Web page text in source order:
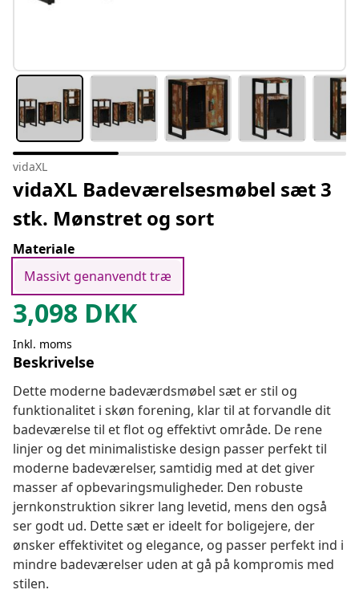
vidaXL
vidaXL Badeværelsesmøbel sæt 3
stk. Mønstret og sort
Materiale
Massivt genanvendt træ
3,098 DKK
Inkl. moms
Beskrivelse
Dette moderne badeværdsmøbel sæt er stil og
funktionalitet i skøn forening, klar til at forvandle dit
badeværelse til et flot og effektivt område. De rene
linjer og det minimalistiske design passer perfekt til
moderne badeværelser, samtidig med at det giver
masser af opbevaringsmuligheder. Den robuste
jernkonstruktion sikrer lang levetid, mens den også
ser godt ud. Dette sæt er ideelt for boligejere, der
ønsker effektivitet og elegance, og passer perfekt ind i
mindre badeværelser uden at gå på kompromis med
stilen.